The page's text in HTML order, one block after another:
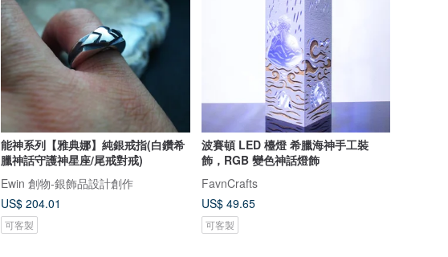
能神系列【雅典娜】純銀戒指(白鑽希
臘神話守護神星座/尾戒對戒)
Ewin 創物-銀飾品設計創作
US$ 204.01
可客製
波賽頓 LED 檯燈 希臘海神手工裝
飾，RGB 變色神話燈飾
FavnCrafts
US$ 49.65
可客製